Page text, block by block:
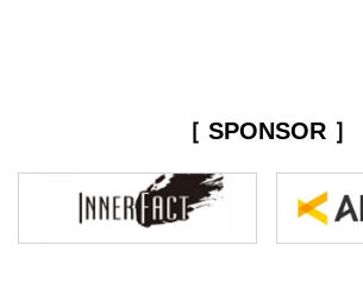
［ SPONSOR ］